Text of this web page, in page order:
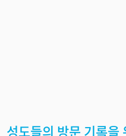
성도들의 방문 기록을